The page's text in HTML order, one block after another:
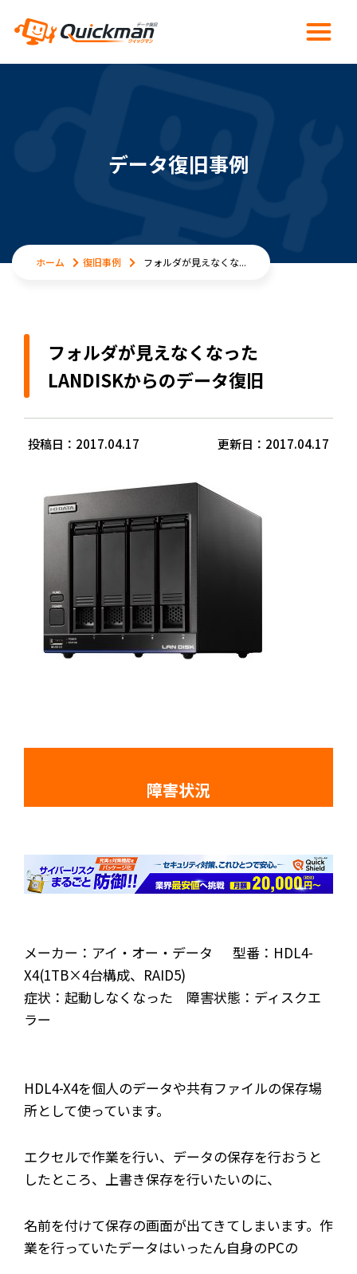
データ復旧事例
ホーム 復旧事例 フォルダが見えなくな...
フォルダが見えなくなった
LANDISKからのデータ復旧
投稿日：2017.04.17 更新日：2017.04.17
障害状況
メーカー：アイ・オー・データ 型番：HDL4-
X4(1TB×4台構成、RAID5)
症状：起動しなくなった 障害状態：ディスクエ
ラー
HDL4-X4を個人のデータや共有ファイルの保存場
所として使っています。
エクセルで作業を行い、データの保存を行おうと
したところ、上書き保存を行いたいのに、
名前を付けて保存の画面が出てきてしまいます。作
業を行っていたデータはいったん自身のPCの